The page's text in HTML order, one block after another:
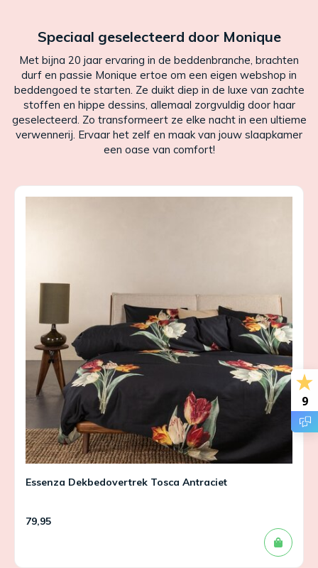
Speciaal geselecteerd door Monique
Met bijna 20 jaar ervaring in de beddenbranche, brachten
durf en passie Monique ertoe om een eigen webshop in
beddengoed te starten. Ze duikt diep in de luxe van zachte
stoffen en hippe dessins, allemaal zorgvuldig door haar
geselecteerd. Zo transformeert ze elke nacht in een ultieme
verwennerij. Ervaar het zelf en maak van jouw slaapkamer
een oase van comfort!
Essenza Dekbedovertrek Tosca Antraciet
79,95
9